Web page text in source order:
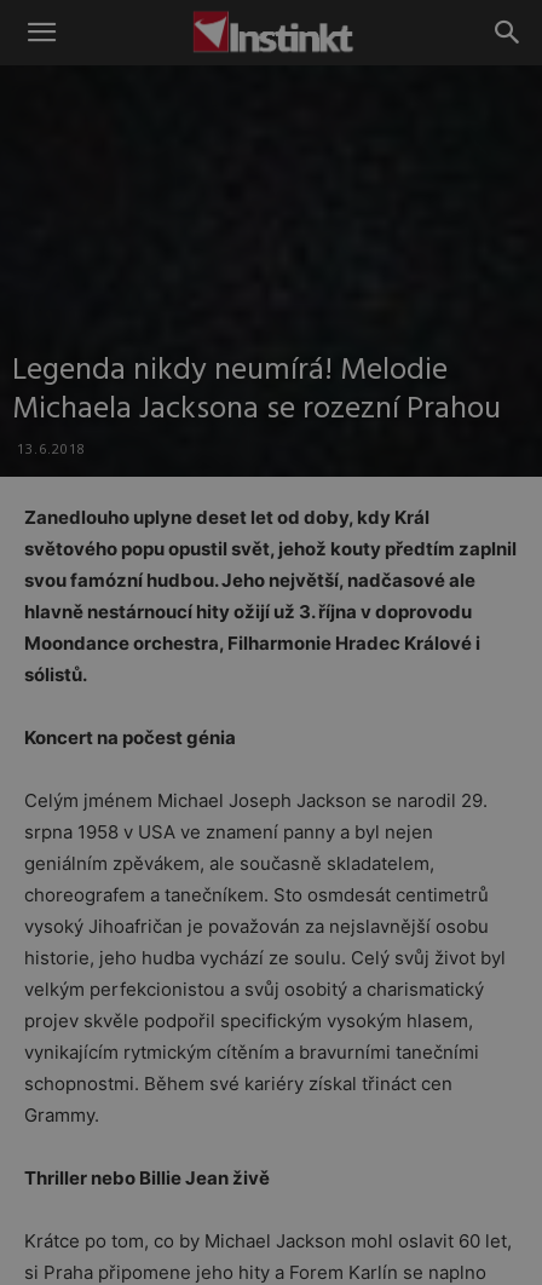
Instinkt
Legenda nikdy neumírá! Melodie
Michaela Jacksona se rozezní Prahou
13.6.2018
Zanedlouho uplyne deset let od doby, kdy Král
světového popu opustil svět, jehož kouty předtím zaplnil
svou famózní hudbou. Jeho největší, nadčasové ale
hlavně nestárnoucí hity ožijí už 3. října v doprovodu
Moondance orchestra, Filharmonie Hradec Králové i
sólistů.
Koncert na počest génia
Celým jménem Michael Joseph Jackson se narodil 29.
srpna 1958 v USA ve znamení panny a byl nejen
geniálním zpěvákem, ale současně skladatelem,
choreografem a tanečníkem. Sto osmdesát centimetrů
vysoký Jihoafričan je považován za nejslavnější osobu
historie, jeho hudba vychází ze soulu. Celý svůj život byl
velkým perfekcionistou a svůj osobitý a charismatický
projev skvěle podpořil specifickým vysokým hlasem,
vynikajícím rytmickým cítěním a bravurními tanečními
schopnostmi. Během své kariéry získal třináct cen
Grammy.
Thriller nebo Billie Jean živě
Krátce po tom, co by Michael Jackson mohl oslavit 60 let,
si Praha připomene jeho hity a Forem Karlín se naplno